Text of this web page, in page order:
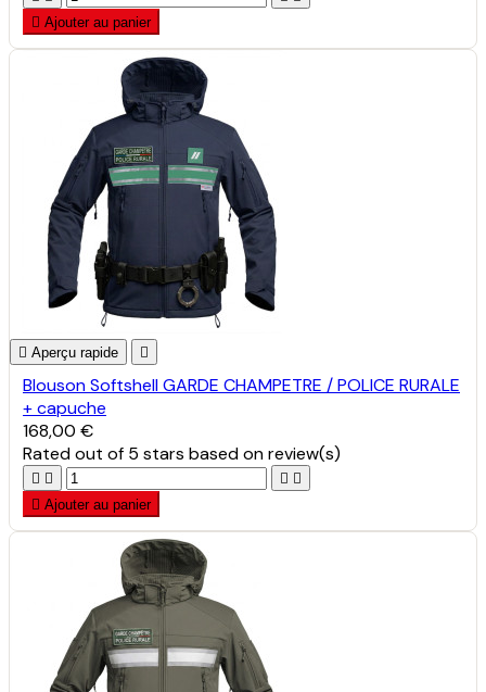
 Ajouter au panier
 Aperçu rapide 
Blouson Softshell GARDE CHAMPETRE / POLICE RURALE
+ capuche
168,00 €
Ratedout of 5 stars based onreview(s)
   
 Ajouter au panier